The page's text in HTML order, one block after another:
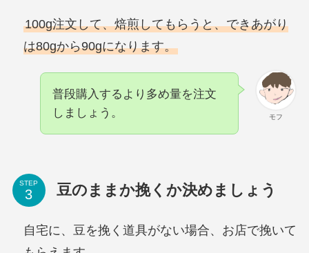
100g注文して、焙煎してもらうと、できあがり
は80gから90gになります。
モフ
普段購入するより多め量を注文
しましょう。
STEP 豆のままか挽くか決めましょう
自宅に、豆を挽く道具がない場合、お店で挽いて